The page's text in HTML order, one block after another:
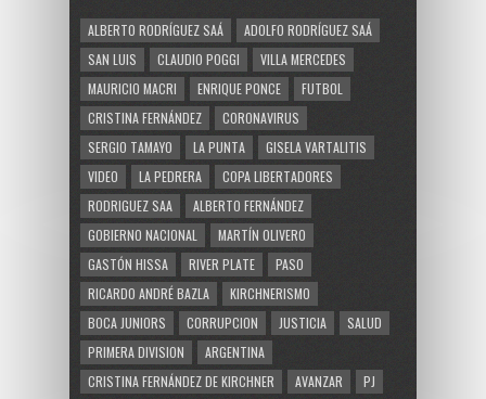
ALBERTO RODRÍGUEZ SAÁ
ADOLFO RODRÍGUEZ SAÁ
SAN LUIS
CLAUDIO POGGI
VILLA MERCEDES
MAURICIO MACRI
ENRIQUE PONCE
FUTBOL
CRISTINA FERNÁNDEZ
CORONAVIRUS
SERGIO TAMAYO
LA PUNTA
GISELA VARTALITIS
VIDEO
LA PEDRERA
COPA LIBERTADORES
RODRIGUEZ SAA
ALBERTO FERNÁNDEZ
GOBIERNO NACIONAL
MARTÍN OLIVERO
GASTÓN HISSA
RIVER PLATE
PASO
RICARDO ANDRÉ BAZLA
KIRCHNERISMO
BOCA JUNIORS
CORRUPCION JUSTICIA
SALUD
PRIMERA DIVISION
ARGENTINA
CRISTINA FERNÁNDEZ DE KIRCHNER
AVANZAR PJ